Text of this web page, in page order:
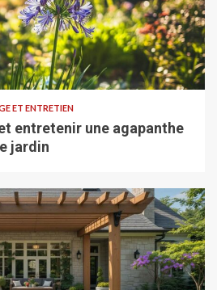
ET ENTRETIEN
entretenir une agapanthe
jardin